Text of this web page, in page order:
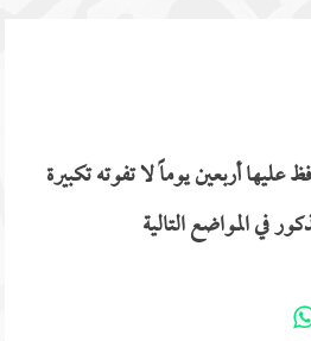
أربعين يوماً لا تفوته تكبيرة
في المواضع التالية